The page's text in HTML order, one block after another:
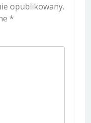
opublikowany.
*